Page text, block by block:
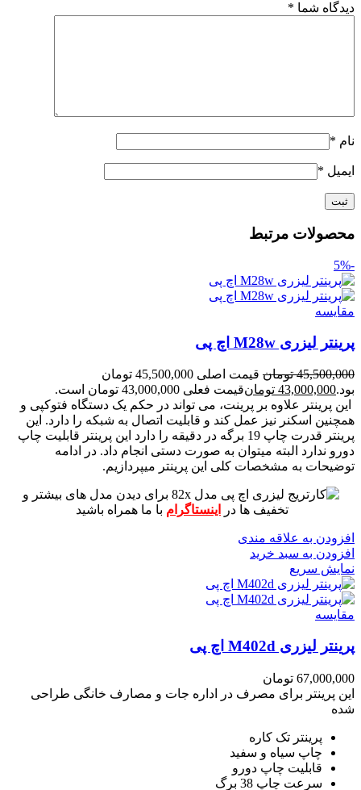
دیدگاه شما *
نام *
ایمیل *
محصولات مرتبط
-5%
مقايسه
پرینتر لیزری M28w اچ پی
45,500,000 تومان
قیمت اصلی 45,500,000 تومان
بود.43,000,000 تومانقیمت فعلی 43,000,000 تومان است.
این پرینتر علاوه بر پرینت، می تواند در حکم یک دستگاه فتوکپی و
همچنین اسکنر نیز عمل کند و قابلیت اتصال به شبکه را دارد. این
پرینتر قدرت چاپ 19 برگه در دقیقه را دارد
این پرینتر قابلیت چاپ
دورو ندارد البته میتوان به صورت دستی انجام داد. در ادامه
توضیحات به مشخصات کلی این پرینتر میپردازیم.
برای دیدن مدل های بیشتر و
تخفیف ها در
اینستاگرام با ما همراه باشید
افزودن به علاقه مندی
افزودن به سبد خرید
نمایش سریع
مقايسه
پرینتر لیزری M402d اچ پی
67,000,000 تومان
این پرینتر برای مصرف در اداره جات و مصارف خانگی طراحی
شده
پرینتر تک کاره
چاپ سیاه و سفید
قابلیت چاپ دورو
سرعت چاپ 38 برگ